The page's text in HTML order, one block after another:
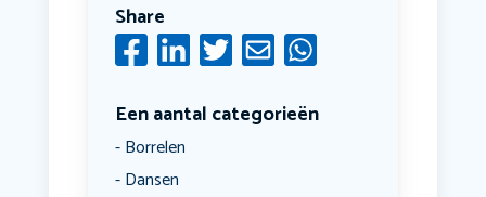
Share
Een aantal categorieën
Borrelen
Dansen